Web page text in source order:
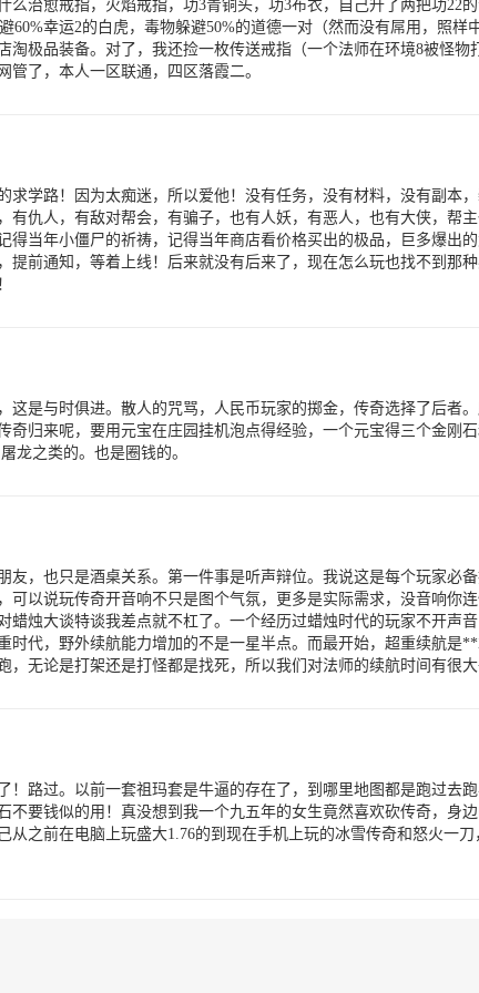
么治愈戒指，火焰戒指，功3青铜头，功3布衣，自己升了两把功22
60%幸运2的白虎，毒物躲避50%的道德一对（然而没有屌用，照样
淘极品装备。对了，我还捡一枚传送戒指（一个法师在环境8被怪物
管了，本人一区联通，四区落霞二。
求学路！因为太痴迷，所以爱他！没有任务，没有材料，没有副本
有仇人，有敌对帮会，有骗子，也有人妖，有恶人，也有大侠，帮
得当年小僵尸的祈祷，记得当年商店看价格买出的极品，巨多爆出的
提前通知，等着上线！后来就没有后来了，现在怎么玩也找不到那
这是与时俱进。散人的咒骂，人民币玩家的掷金，传奇选择了后者
奇归来呢，要用元宝在庄园挂机泡点得经验，一个元宝得三个金刚
龙之类的。也是圈钱的。
友，也只是酒桌关系。第一件事是听声辩位。我说这是每个玩家必备
可以说玩传奇开音响不只是图个气氛，更多是实际需求，没音响你
蜡烛大谈特谈我差点就不杠了。一个经历过蜡烛时代的玩家不开声音
时代，野外续航能力增加的不是一星半点。而最开始，超重续航是
，无论是打架还是打怪都是找死，所以我们对法师的续航时间有很大
！路过。以前一套祖玛套是牛逼的存在了，到哪里地图都是跑过去跑
不要钱似的用！真没想到我一个九五年的女生竟然喜欢砍传奇，身
从之前在电脑上玩盛大1.76的到现在手机上玩的冰雪传奇和怒火一刀